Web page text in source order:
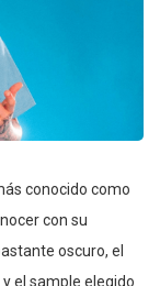
conocido como
con su
oscuro, el
el sample elegido